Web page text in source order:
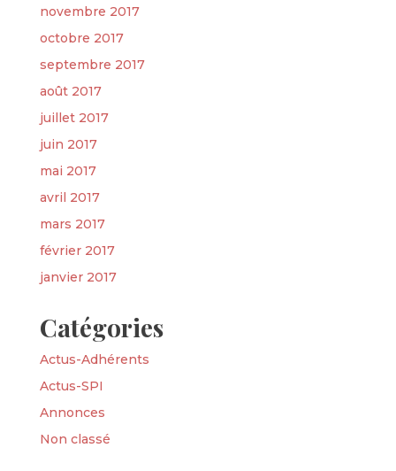
novembre 2017
octobre 2017
septembre 2017
août 2017
juillet 2017
juin 2017
mai 2017
avril 2017
mars 2017
février 2017
janvier 2017
Catégories
Actus-Adhérents
Actus-SPI
Annonces
Non classé